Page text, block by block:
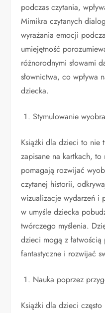
podczas czytania,
Mimikra czytanych
wyrażania emocji
umiejętność
różnorodnymi słowami
słownictwa, co wpływa
dziecka.
Stymulowanie
Książki dla dzieci to nie
zapisane na kartkach,
pomagają rozwijać
czytanej historii,
wizualizacje wydarzeń i
w umyśle dziecka
twórczego myślenia.
dzieci mogą z
fantastyczne i rozwijać
Nauka poprzez
Książki dla dzieci